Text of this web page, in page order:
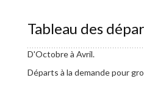
Tableau des
D'Octobre à Avril.
Départs à la demande pour